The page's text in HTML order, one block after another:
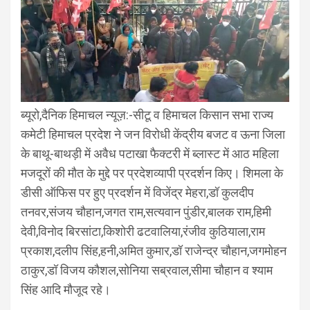
ब्यूरो,दैनिक हिमाचल न्यूज़:-सीटू व हिमाचल किसान सभा राज्य
कमेटी हिमाचल प्रदेश ने जन विरोधी केंद्रीय बजट व ऊना जिला
के बाथू-बाथड़ी में अवैध पटाखा फैक्टरी में ब्लास्ट में आठ महिला
मजदूरों की मौत के मुद्दे पर प्रदेशव्यापी प्रदर्शन किए। शिमला के
डीसी ऑफिस पर हुए प्रदर्शन में विजेंद्र मेहरा,डॉ कुलदीप
तनवर,संजय चौहान,जगत राम,सत्यवान पुंडीर,बालक राम,हिमी
देवी,विनोद बिरसांटा,किशोरी ढटवालिया,रंजीव कुठियाला,राम
प्रकाश,दलीप सिंह,हनी,अमित कुमार,डॉ राजेन्द्र चौहान,जगमोहन
ठाकुर,डॉ विजय कौशल,सोनिया सब्रवाल,सीमा चौहान व श्याम
सिंह आदि मौजूद रहे।